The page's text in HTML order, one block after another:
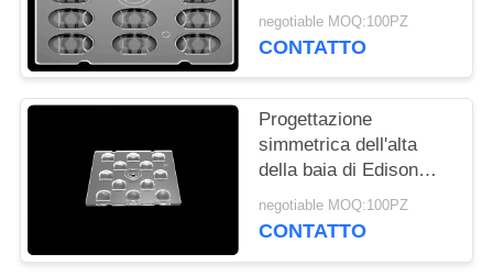
NORME
SULLA
PRIVACY
SMD LED per
illuminazione stradale a
negotiable MOQ:100PZ
CONTATTO
Progettazione
simmetrica dell'alta
della baia di Edison
3030 LED lente delle
lampade per
negotiable MOQ:100PZ
CONTATTO